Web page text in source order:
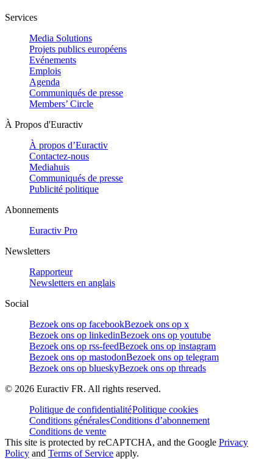
Services
Media Solutions
Projets publics européens
Evénements
Emplois
Agenda
Communiqués de presse
Members’ Circle
À Propos d'Euractiv
À propos d’Euractiv
Contactez-nous
Mediahuis
Communiqués de presse
Publicité politique
Abonnements
Euractiv Pro
Newsletters
Rapporteur
Newsletters en anglais
Social
Bezoek ons op facebookBezoek ons op x
Bezoek ons op linkedinBezoek ons op youtube
Bezoek ons op rss-feedBezoek ons op instagram
Bezoek ons op mastodonBezoek ons op telegram
Bezoek ons op blueskyBezoek ons op threads
© 2026 Euractiv FR. All rights reserved.
Politique de confidentialitéPolitique cookies
Conditions généralesConditions d’abonnement
Conditions de vente
This site is protected by reCAPTCHA, and the Google Privacy
Policy and Terms of Service apply.